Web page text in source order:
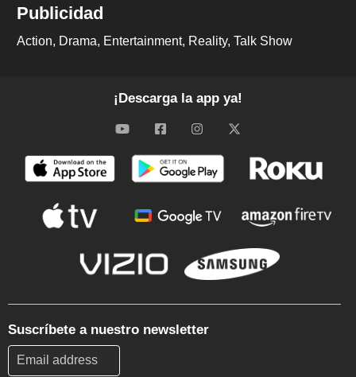
Publicidad
Action Drama Entertainment Reality Talk Show
¡Descarga la app ya!
Suscríbete a nuestro newsletter